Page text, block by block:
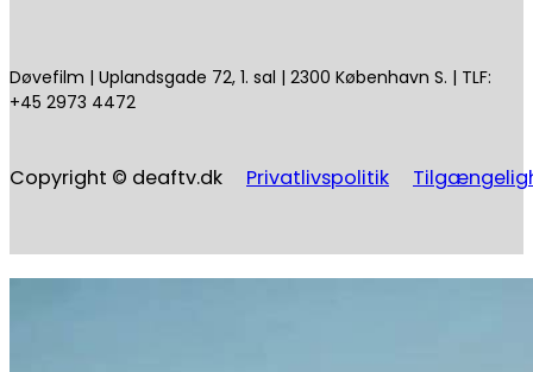
Døvefilm | Uplandsgade 72, 1. sal | 2300 København S. | TLF:
+45 2973 4472
Copyright © deaftv.dk Privatlivspolitik